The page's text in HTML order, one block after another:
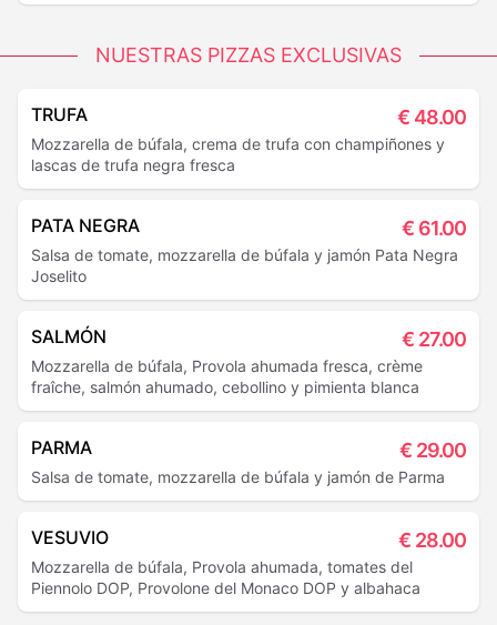
NUESTRAS PIZZAS EXCLUSIVAS
TRUFA € 48.00
Mozzarella de búfala, crema de trufa con champiñones y
lascas de trufa negra fresca
PATA NEGRA € 61.00
Salsa de tomate, mozzarella de búfala y jamón Pata Negra
Joselito
SALMÓN € 27.00
Mozzarella de búfala, Provola ahumada fresca, crème
fraîche, salmón ahumado, cebollino y pimienta blanca
PARMA € 29.00
Salsa de tomate, mozzarella de búfala y jamón de Parma
VESUVIO € 28.00
Mozzarella de búfala, Provola ahumada, tomates del
Piennolo DOP, Provolone del Monaco DOP y albahaca